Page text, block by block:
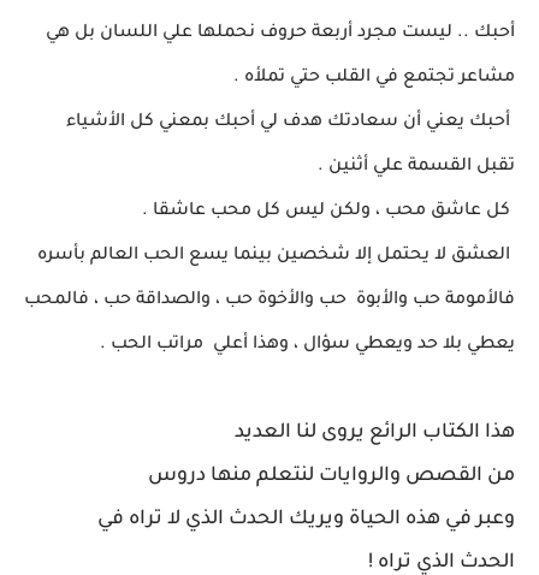
أحبك .. ليست مجرد أربعة حروف نحملها علي اللسان بل هي
مشاعر تجتمع في القلب حتي تملأه .
أحبك يعني أن سعادتك هدف لي أحبك بمعني كل الأشياء
تقبل القسمة علي أثنين .
كل عاشق محب ، ولكن ليس كل محب عاشقا .
العشق لا يحتمل إلا شخصين بينما يسع الحب العالم بأسره
فالأمومة حب والأبوة حب والأخوة حب ، والصداقة حب ، فالمحب
يعطي بلا حد ويعطي سؤال ، وهذا أعلي مراتب الحب .
هذا الكتاب الرائع يروى لنا العديد
من القصص والروايات لنتعلم منها دروس
وعبر في هذه الحياة ويريك الحدث الذي لا تراه في
الحدث الذي تراه !